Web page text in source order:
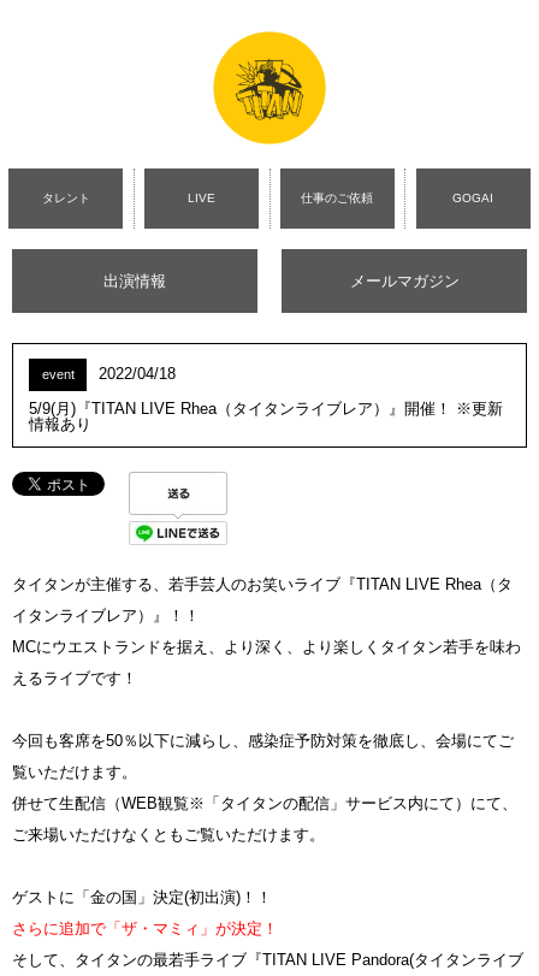
タレント LIVE 仕事のご依頼 GOGAI
出演情報 メールマガジン
event
2022/04/18
5/9(月)『TITAN LIVE Rhea（タイタンライブレア）』開催！ ※更新
情報あり
タイタンが主催する、若手芸人のお笑いライブ『TITAN LIVE Rhea（タ
イタンライブレア）』！！
MCにウエストランドを据え、より深く、より楽しくタイタン若手を味わ
えるライブです！
今回も客席を50％以下に減らし、感染症予防対策を徹底し、会場にてご
覧いただけます。
併せて生配信（WEB観覧※「タイタンの配信」サービス内にて）にて、
ご来場いただけなくともご覧いただけます。
ゲストに「金の国」決定(初出演)！！
さらに追加で「ザ・マミィ」が決定！
そして、タイタンの最若手ライブ『TITAN LIVE Pandora(タイタンライブ